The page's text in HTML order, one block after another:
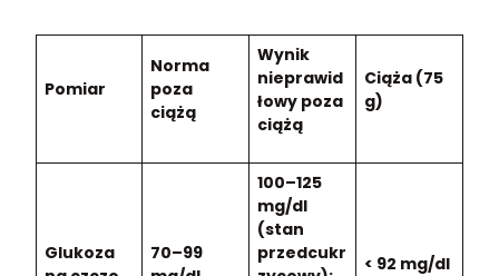
Pomiar
Norma
poza
ciążą
Wynik
nieprawid
łowy poza
ciążą
Ciąża (75
g)
Glukoza
70–99
100–125
mg/dl
(stan
przedcukr
< 92 mg/dl